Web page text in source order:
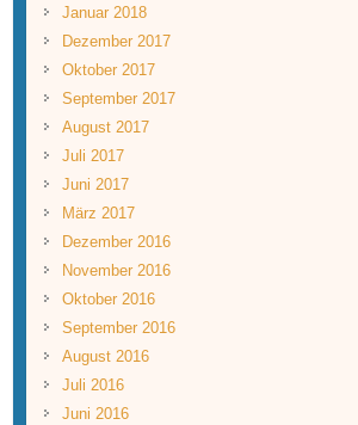
Januar 2018
Dezember 2017
Oktober 2017
September 2017
August 2017
Juli 2017
Juni 2017
März 2017
Dezember 2016
November 2016
Oktober 2016
September 2016
August 2016
Juli 2016
Juni 2016